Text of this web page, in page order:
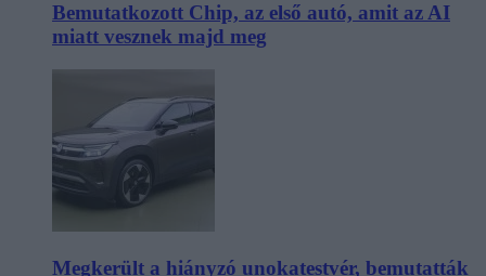
Bemutatkozott Chip, az első autó, amit az AI
miatt vesznek majd meg
Megkerült a hiányzó unokatestvér, bemutatták